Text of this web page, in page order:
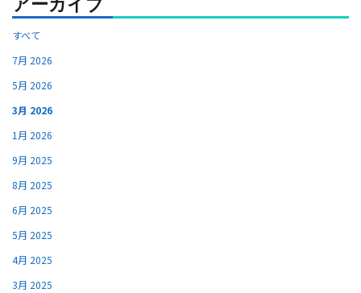
すべて
7月 2026
5月 2026
3月 2026
1月 2026
9月 2025
8月 2025
6月 2025
5月 2025
4月 2025
3月 2025